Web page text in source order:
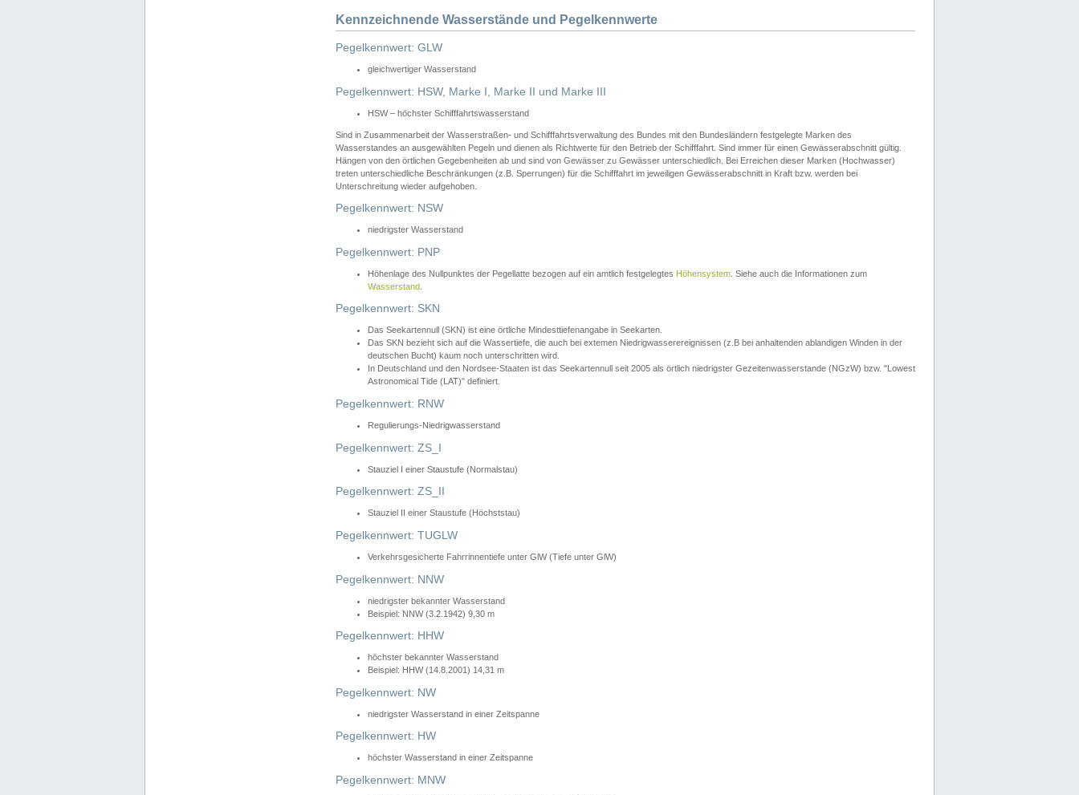
Kennzeichnende Wasserstände und Pegelkennwerte
Pegelkennwert: GLW
gleichwertiger Wasserstand
Pegelkennwert: HSW, Marke I, Marke II und Marke III
HSW – höchster Schifffahrtswasserstand
Sind in Zusammenarbeit der Wasserstraßen- und Schifffahrtsverwaltung des Bundes mit den Bundesländern festgelegte Marken des
Wasserstandes an ausgewählten Pegeln und dienen als Richtwerte für den Betrieb der Schifffahrt. Sind immer für einen Gewässerabschnitt gültig.
Hängen von den örtlichen Gegebenheiten ab und sind von Gewässer zu Gewässer unterschiedlich. Bei Erreichen dieser Marken (Hochwasser)
treten unterschiedliche Beschränkungen (z.B. Sperrungen) für die Schifffahrt im jeweiligen Gewässerabschnitt in Kraft bzw. werden bei
Unterschreitung wieder aufgehoben.
Pegelkennwert: NSW
niedrigster Wasserstand
Pegelkennwert: PNP
Höhenlage des Nullpunktes der Pegellatte bezogen auf ein amtlich festgelegtes Höhensystem . Siehe auch die Informationen zum
Wasserstand
Pegelkennwert: SKN
Das Seekartennull (SKN) ist eine örtliche Mindesttiefenangabe in Seekarten.
Das SKN bezieht sich auf die Wassertiefe, die auch bei extemen Niedrigwasserereignissen (z.B bei anhaltenden ablandigen Winden in der
deutschen Bucht) kaum noch unterschritten wird.
In Deutschland und den Nordsee-Staaten ist das Seekartennull seit 2005 als örtlich niedrigster Gezeitenwasserstande (NGzW) bzw. "Lowest
Astronomical Tide (LAT)" definiert.
Pegelkennwert: RNW
Regulierungs-Niedrigwasserstand
Pegelkennwert: ZS_I
Stauziel I einer Staustufe (Normalstau)
Pegelkennwert: ZS_II
Stauziel II einer Staustufe (Höchststau)
Pegelkennwert: TUGLW
Verkehrsgesicherte Fahrrinnentiefe unter GlW (Tiefe unter GlW)
Pegelkennwert: NNW
niedrigster bekannter Wasserstand
Beispiel: NNW (3.2.1942) 9,30 m
Pegelkennwert: HHW
höchster bekannter Wasserstand
Beispiel: HHW (14.8.2001) 14,31 m
Pegelkennwert: NW
niedrigster Wasserstand in einer Zeitspanne
Pegelkennwert: HW
höchster Wasserstand in einer Zeitspanne
Pegelkennwert: MNW